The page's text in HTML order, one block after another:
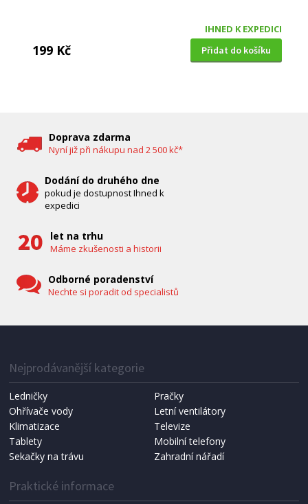
IHNED K EXPEDICI
199 Kč Přidat do košíku
NÁHRADNÍ SÁČKY DO VYSAVAČE
Koma KRA-SB02S (Multi Bag, S-BAG SMS)
Doprava zdarma
Nyní již při nákupu nad 2 500 kč*
Dodání do druhého dne
pokud je dostupnost Ihned k
expedici
let na trhu
Máme zkušenosti a historii
Odborné poradenství
Nechte si poradit od specialistů
Nejprodávanější kategorie
Ledničky
Pračky
Ohřívače vody
Letní ventilátory
Klimatizace
Televize
Tablety
Mobilní telefony
Sekačky na trávu
Zahradní nářadí
Praktické informace